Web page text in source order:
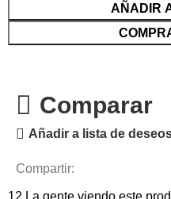
AÑADIR
Comparar
Añadir a lista de
Compartir: